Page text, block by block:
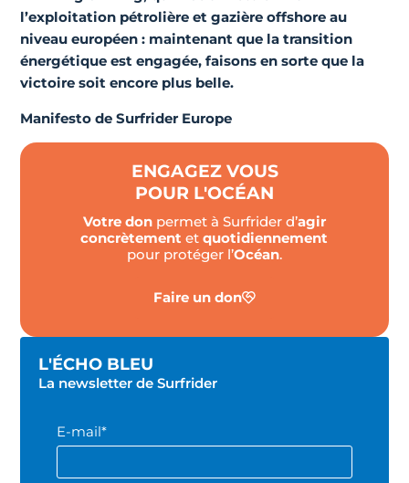
l’exploitation pétrolière et gazière offshore au
niveau européen : maintenant que la transition
énergétique est engagée, faisons en sorte que la
victoire soit encore plus belle.
Manifesto de Surfrider Europe
ENGAGEZ VOUS
POUR L'OCÉAN
Votre donpermet à Surfrider d’agir
concrètement etquotidiennement
pour protéger l’Océan.
Faire un don
L'ÉCHO BLEU
La newsletter de Surfrider
E-mail*